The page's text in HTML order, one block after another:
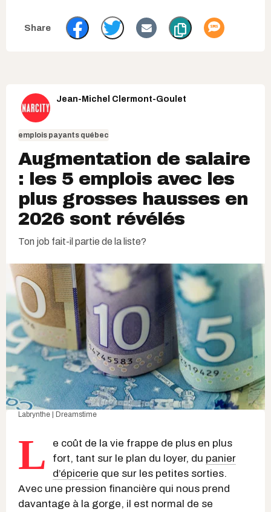
Jean-Michel Clermont-Goulet
emplois payants québec
Augmentation de salaire
: les 5 emplois avec les
plus grosses hausses en
2026 sont révélés
Ton job fait-il partie de la liste?
Labrynthe | Dreamstime
L
e coût de la vie frappe de plus en plus
fort, tant sur le plan du loyer, du panier
d’épicerie que sur les petites sorties.
Avec une pression financière qui nous prend
davantage à la gorge, il est normal de se